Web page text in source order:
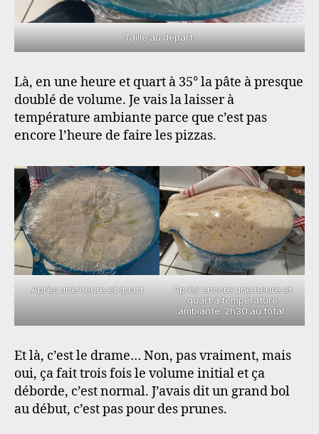
Taille au départ.
Là, en une heure et quart à 35° la pâte à presque
doublé de volume. Je vais la laisser à
température ambiante parce que c’est pas
encore l’heure de faire les pizzas.
Après une heure et quart
Après encore une heure et
quart à température
ambiante. 2h30 au total.
Et là, c’est le drame… Non, pas vraiment, mais
oui, ça fait trois fois le volume initial et ça
déborde, c’est normal. J’avais dit un grand bol
au début, c’est pas pour des prunes.